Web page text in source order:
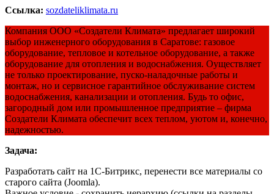
Ссылка: sozdateliklimata.ru
Компания ООО «Создатели Климата» предлагает широкий
выбор инженерного оборудования в Саратове: газовое
оборудование, тепловое и котельное оборудование, а также
оборудование для отопления и водоснабжения. Оуществляет
не только проектирование, пуско-наладочные работы и
монтаж, но и сервисное гарантийное обслуживание систем
водоснабжения, канализации и отопления. Будь то офис,
загородный дом или промышленное предприятие – фирма
Создатели Климата обеспечит всех теплом, уютом и, конечно,
надежностью.
Задача:
Разработать сайт на 1С-Битрикс, перенести все материалы со
старого сайта (Joomla).